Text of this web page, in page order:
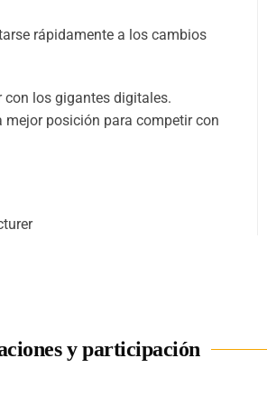
rápidamente a los cambios
con los gigantes digitales.
mejor posición para competir con
y participación